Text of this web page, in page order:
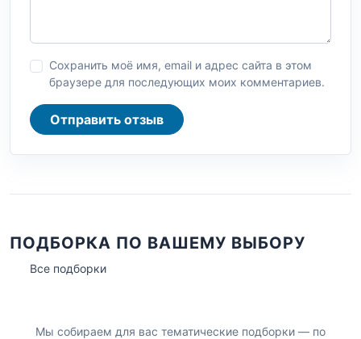
Сохранить моё имя, email и адрес сайта в этом
браузере для последующих моих комментариев.
Отправить отзыв
ПОДБОРКА ПО ВАШЕМУ ВЫБОРУ
Все подборки
Мы собираем для вас тематические подборки — по